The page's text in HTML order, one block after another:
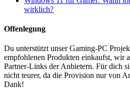
wirklich?
Offenlegung
Du unterstützt unser Gaming-PC
empfohlenen Produkten einkaufst, wir
Partner-Links der Anbietern. Für dich
nicht teurer, da die Provision nur von
Dank!